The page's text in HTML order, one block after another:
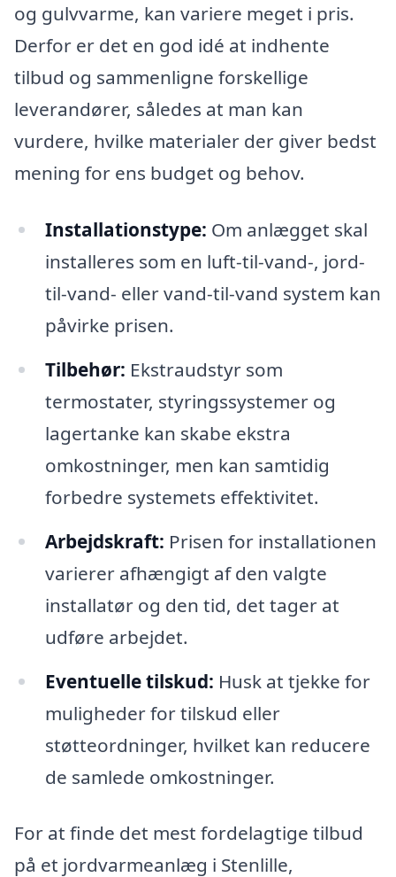
og gulvvarme, kan variere meget i pris.
Derfor er det en god idé at indhente
tilbud og sammenligne forskellige
leverandører, således at man kan
vurdere, hvilke materialer der giver bedst
mening for ens budget og behov.
Installationstype: Om anlægget skal
installeres som en luft-til-vand-, jord-
til-vand- eller vand-til-vand system kan
påvirke prisen.
Tilbehør: Ekstraudstyr som
termostater, styringssystemer og
lagertanke kan skabe ekstra
omkostninger, men kan samtidig
forbedre systemets effektivitet.
Arbejdskraft: Prisen for installationen
varierer afhængigt af den valgte
installatør og den tid, det tager at
udføre arbejdet.
Eventuelle tilskud: Husk at tjekke for
muligheder for tilskud eller
støtteordninger, hvilket kan reducere
de samlede omkostninger.
For at finde det mest fordelagtige tilbud
på et jordvarmeanlæg i Stenlille,